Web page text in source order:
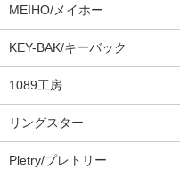
MEIHO/メイホー
KEY-BAK/キーバック
1089工房
リングスター
Pletry/プレトリー